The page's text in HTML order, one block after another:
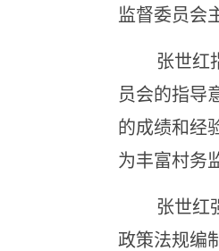
监督委员会
张世红
员会的指导
的成绩和经
为丰富村务
张世红
政策法规编